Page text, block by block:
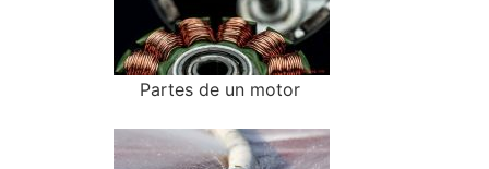
Partes de un motor